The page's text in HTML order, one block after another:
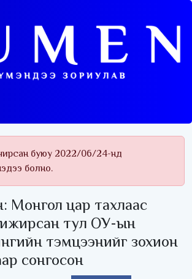
буюу 2022/06/24-нд
болно.
Монгол цар тахлаас
тул ОУ-ын
тэмцээнийг зохион
сонгосон